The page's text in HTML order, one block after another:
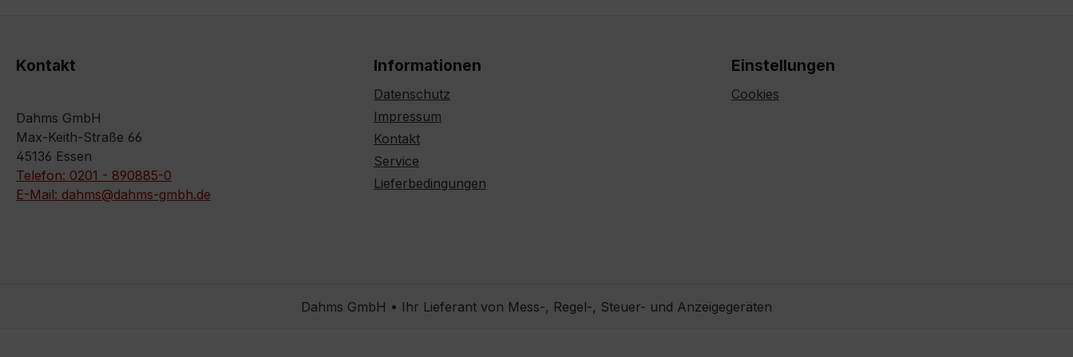
Kontakt
Dahms GmbH
Max-Keith-Straße 66
45136 Essen
Telefon: 0201 - 890885-0
E-Mail: dahms@dahms-gmbh.de
Informationen
Datenschutz
Impressum
Kontakt
Service
Lieferbedingungen
Einstellungen
Cookies
Dahms GmbH • Ihr Lieferant von Mess-, Regel-, Steuer- und Anzeigegeräten